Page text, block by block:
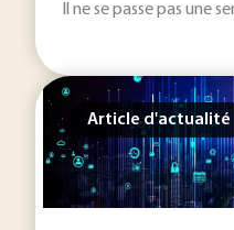
Il ne se passe pas une
Article d'actualité